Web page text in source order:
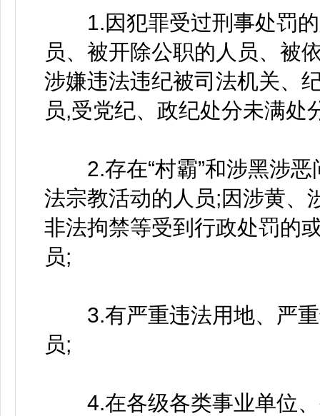
1.因犯罪受过刑事处罚的
员、被开除公职的人员、被
涉嫌违法违纪被司法机关、
员,受党纪、政纪处分未满处
2.存在“村霸”和涉黑涉恶
法宗教活动的人员;因涉黄、
非法拘禁等受到行政处罚的
员;
3.有严重违法用地、严重
员;
4.在各级各类事业单位、